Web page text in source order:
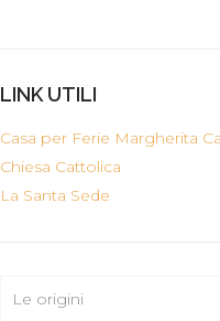
LINK UTILI
Casa per Ferie Margherita
Chiesa Cattolica
La Santa Sede
Le origini